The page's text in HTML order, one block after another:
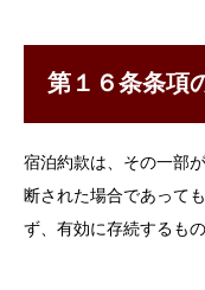
第１６条条項
宿泊約款は、その一部
断された場合であって
ず、有効に存続するもの